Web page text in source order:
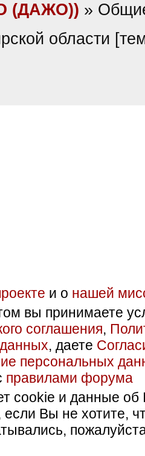
(ДАЖО)) »
области
и о нашей
вы принимаете
соглашения,
, даете
персональных
правилами форума
cookie и данные об
если Вы не хотите,